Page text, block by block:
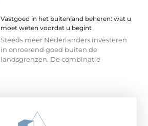
Vastgoed in het buitenland beheren: wat u
moet weten voordat u begint
Steeds meer Nederlanders investeren
in onroerend goed buiten de
landsgrenzen. De combinatie